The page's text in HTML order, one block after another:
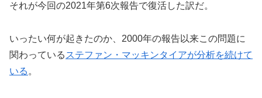
それが今回の2021年第6次報告で復活した訳だ。
いったい何が起きたのか、2000年の報告以来この問題に
関わっている ステファン・マッキンタイアが分析を続けて
いる 。